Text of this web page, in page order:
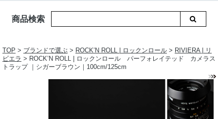
商品検索
TOP > ブランドで選ぶ > ROCK’N ROLL | ロックンロール > RIVIERA | リ
ビエラ > ROCK’N ROLL | ロックンロール パーフォレイテッド カメラス
トラップ ｜シガーブラウン｜100cm/125cm